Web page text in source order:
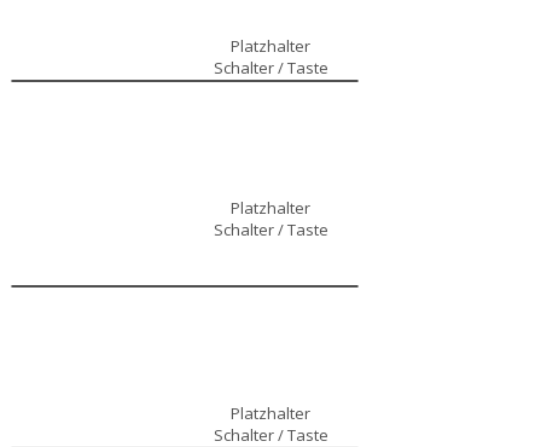
Platzhalter
Schalter / Taste
Platzhalter
Schalter / Taste
Platzhalter
Schalter / Taste